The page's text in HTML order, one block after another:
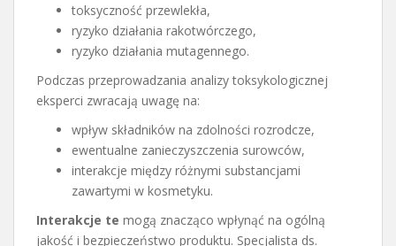
toksyczność przewlekła,
ryzyko działania rakotwórczego,
ryzyko działania mutagennego.
Podczas przeprowadzania analizy toksykologicznej
eksperci zwracają uwagę na:
wpływ składników na zdolności rozrodcze,
ewentualne zanieczyszczenia surowców,
interakcje między różnymi substancjami
zawartymi w kosmetyku.
Interakcje te mogą znacząco wpłynąć na ogólną
jakość i bezpieczeństwo produktu. Specjalista ds.